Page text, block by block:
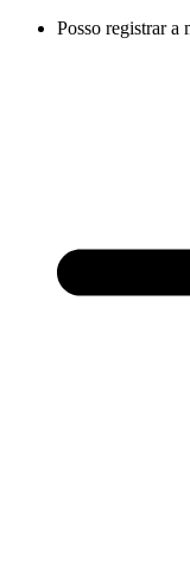
Posso registrar a